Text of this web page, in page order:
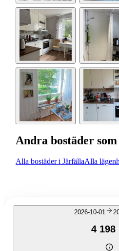
Andra bostäder
Alla bostäder i JärfällaAlla
2026-10-01
4 198